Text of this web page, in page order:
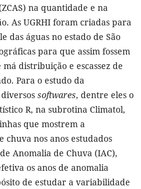
na quantidade e na
As UGRHI foram criadas para
das águas no estado de São
para que assim fossem
distribuição e escassez de
Para o estudo da
softwares, dentre eles o
R, na subrotina Climatol,
que mostrem a
chuva nos anos estudados
Anomalia de Chuva (IAC),
os anos de anomalia
de estudar a variabilidade